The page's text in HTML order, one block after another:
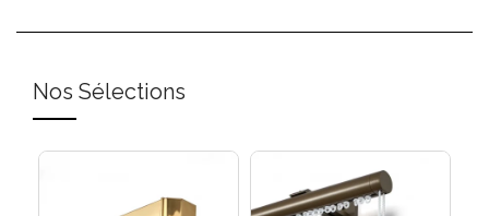
Nos Sélections